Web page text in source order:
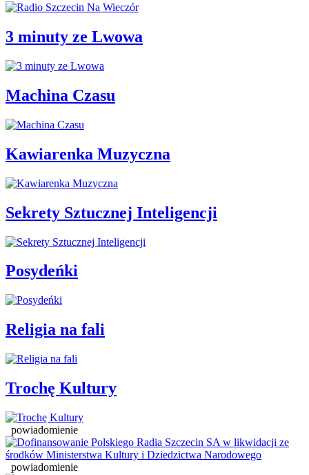
3 minuty ze Lwowa
Machina Czasu
Kawiarenka Muzyczna
Sekrety Sztucznej Inteligencji
Posydeńki
Religia na fali
Trochę Kultury
powiadomienie
powiadomienie